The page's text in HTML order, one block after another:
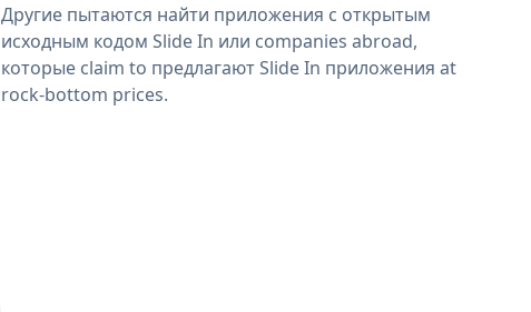
Другие пытаются найти приложения с открытым
исходным кодом Slide In или companies abroad,
которые claim to предлагают Slide In приложения at
rock-bottom prices.